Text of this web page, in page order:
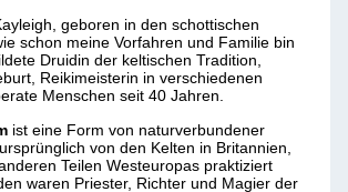
geboren in den schottischen
schon meine Vorfahren und Familie bin
Druidin der keltischen Tradition,
Reikimeisterin in verschiedenen
Menschen seit 40 Jahren.
ist eine Form von naturverbundener
von den Kelten in Britannien,
Teilen Westeuropas praktiziert
waren Priester, Richter und Magier der